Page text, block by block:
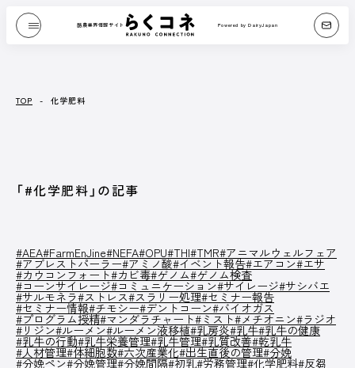
酪農業界情報サイト Powered by DairyJapan
テキストや動画で紹介します。
CATEGORY
Dairy Japan抜粋記事 酪農役立ちコラム
イベント／HotTopics Dairy Japanニュース ミニ酪農講座
誌上展示会
TOP - 化学肥料
「#化学肥料」の記事
#AEA#FarmEnJine#NEFA#OPU#THI#TMR#アニマルウェルフェア
#アブレストパーラー#アミノ酸#イベント報告#エアコン#エサ
#カウコンフォート#カビ毒#ゲノム#ゲノム検査
#コーンサイレージ#コミュニケーション#サイレージ#サシバエ
#サルモネラ#ストレス#スラリー処理#セミナー報告
#セミナー情報#チモシー#デントコーン#バイオガス
#プログラム授精#マンダラチャート#ミスト#メチオニン#ラジオ
#リジン#ルーメン#ルーメン液移植#乳房炎#乳牛#乳牛の健康
#乳牛の行動#乳牛栄養管理#乳牛管理#乳質改善#乾乳牛
#人材管理#体細胞数#六次産業化#出生直後の管理#分娩
#分娩ペン#分娩管理#分娩間隔#初乳#労務管理#化学肥料#反芻